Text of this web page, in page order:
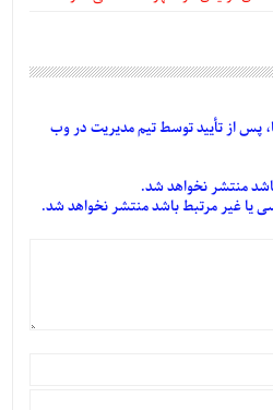
پس ازتأییدتوسط تیم مدیریت در وب
منتشر نخواهد شد.
یا غیر مرتبط باشد منتشر نخواهد شد.